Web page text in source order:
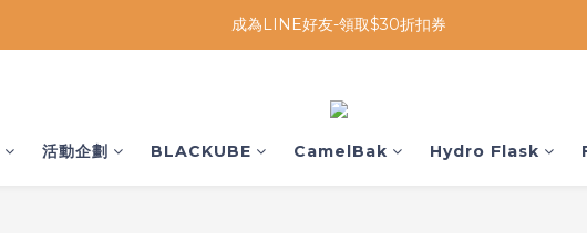
成為LINE好友-領取$30折扣券
活動企劃 BLACKUBE CamelBak Hydro Flask